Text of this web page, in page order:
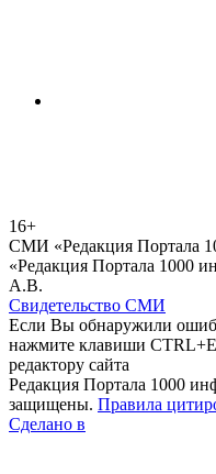
16+
СМИ «Редакция Портала
«Редакция Портала 1000
А.В.
Свидетельство СМИ
Если Вы обнаружили
нажмите клавиши
редактору сайта
Редакция Портала 1000
защищены. Правила
Сделано в